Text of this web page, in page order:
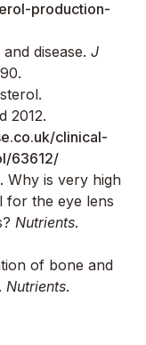
production-
and disease.J
2012.
clinical-
63612/
Why is very high
for the eye lens
Nutrients.
of bone and
Nutrients.